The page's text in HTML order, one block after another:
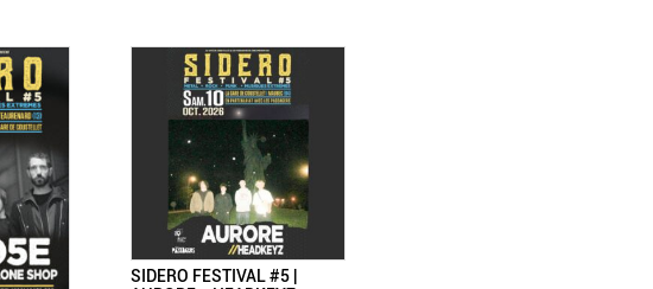
SIDERO FESTIVAL #5 |